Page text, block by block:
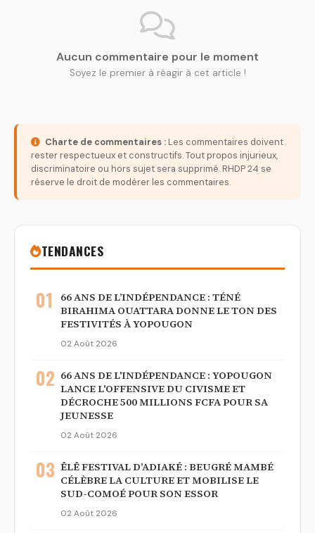
Aucun commentaire pour le moment
Soyez le premier à réagir à cet article !
Charte de commentaires : Les commentaires doivent
rester respectueux et constructifs. Tout propos injurieux,
discriminatoire ou hors sujet sera supprimé. RHDP 24 se
réserve le droit de modérer les commentaires.
TENDANCES
01
66 ANS DE L’INDÉPENDANCE : TÉNÉ
BIRAHIMA OUATTARA DONNE LE TON DES
FESTIVITÉS À YOPOUGON
02 Août 2026
02 66 ANS DE L'INDÉPENDANCE : YOPOUGON
LANCE L'OFFENSIVE DU CIVISME ET
DÉCROCHE 500 MILLIONS FCFA POUR SA
JEUNESSE
02 Août 2026
03 ÊLÊ FESTIVAL D’ADIAKÉ : BEUGRÉ MAMBÉ
CÉLÈBRE LA CULTURE ET MOBILISE LE
SUD-COMOÉ POUR SON ESSOR
02 Août 2026